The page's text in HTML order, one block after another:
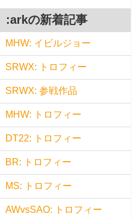
:arkの新着記事
MHW: イビルジョー
SRWX: トロフィー
SRWX: 参戦作品
MHW: トロフィー
DT22: トロフィー
BR: トロフィー
MS: トロフィー
AWvsSAO: トロフィー